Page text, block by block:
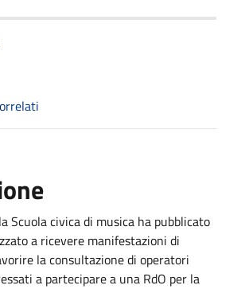
Scuola civica di musica ha pubblicato
a ricevere manifestazioni di
la consultazione di operatori
a partecipare a una RdO per la